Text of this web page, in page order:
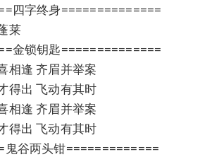
四字终身==============
莱
金锁钥匙==============
相逢 齐眉并举案
得出 飞动有其时
相逢 齐眉并举案
得出 飞动有其时
鬼谷两头钳=============